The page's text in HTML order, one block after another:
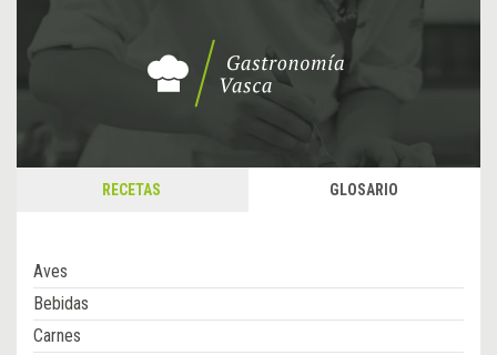
RECETAS GLOSARIO
Aves
Bebidas
Carnes